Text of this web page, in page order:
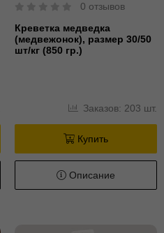
0 отзывов
Креветка медведка
(медвежонок), размер 30/50
шт/кг (850 гр.)
Заказов: 203 шт.
Купить
Описание